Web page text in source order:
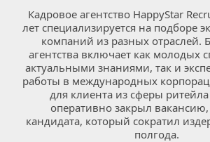
Кадровое агентство HappyStar
лет специализируется на подборе
компаний из разных отраслей.
агентства включает как молодых
актуальными знаниями, так и
работы в международных
для клиента из сферы
оперативно закрыл
кандидата, который сократил
полгода.